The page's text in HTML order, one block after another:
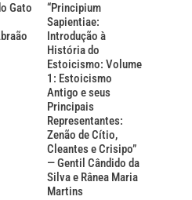
Gato
“Principium
Sapientiae:
Introdução à
História do
Estoicismo: Volume
1: Estoicismo
Antigo e seus
Principais
Representantes:
Zenão de Cítio,
Cleantes e Crisipo”
— Gentil Cândido da
Silva e Rânea Maria
Martins